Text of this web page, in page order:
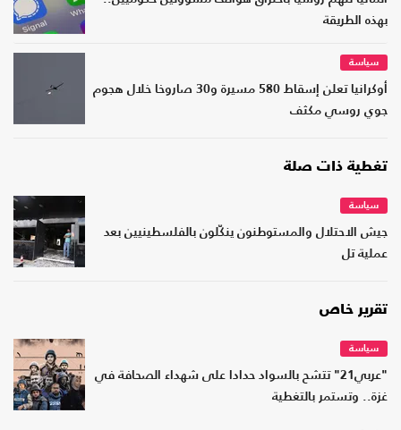
بهذه الطريقة
سياسة
أوكرانيا تعلن إسقاط 580 مسيرة و30 صاروخا خلال هجوم
جوي روسي مكثف
تغطية ذات صلة
سياسة
جيش الاحتلال والمستوطنون ينكّلون بالفلسطينيين بعد
عملية تل
تقرير خاص
سياسة
"عربي21" تتشح بالسواد حدادا على شهداء الصحافة في
غزة.. وتستمر بالتغطية